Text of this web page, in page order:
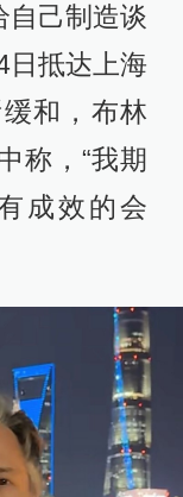
自己制造谈
日抵达上海
和，布林
称，“我期
成效的会